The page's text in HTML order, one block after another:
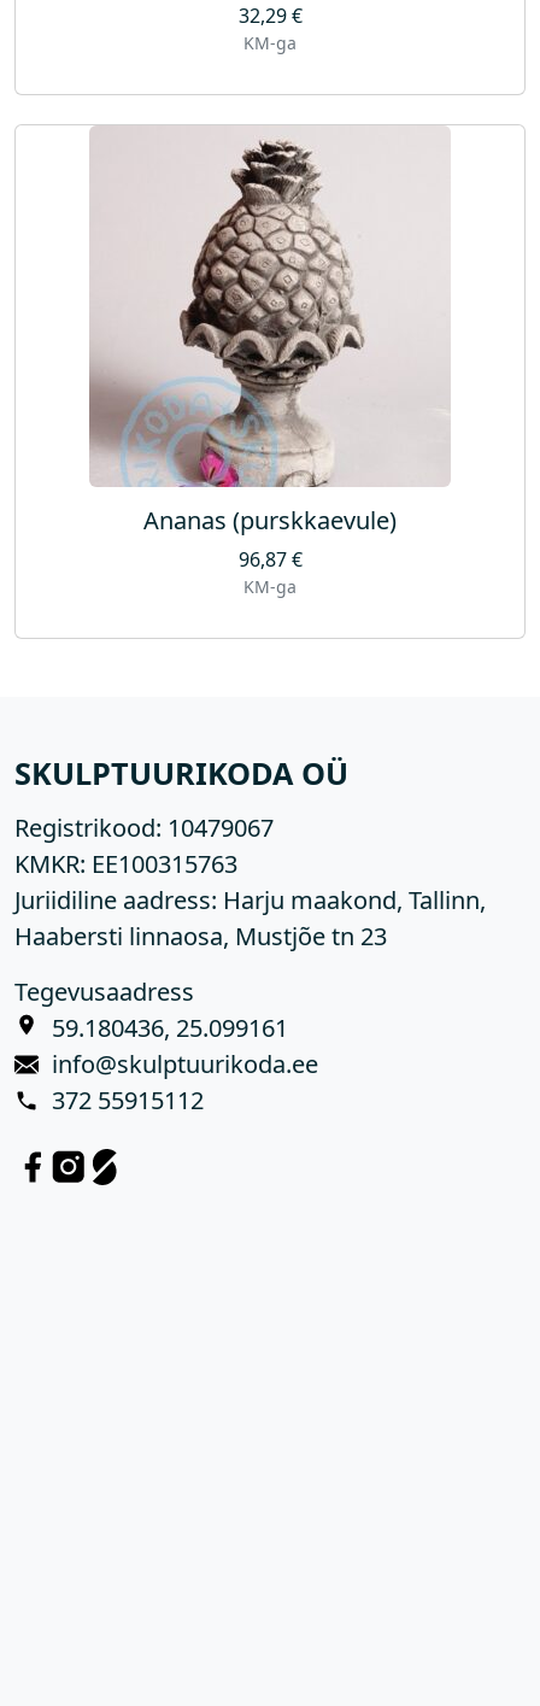
32,29€
KM-ga
Ananas (purskkaevule)
96,87€
KM-ga
SKULPTUURIKODA OÜ
Registrikood: 10479067
KMKR: EE100315763
Juriidiline aadress: Harju maakond, Tallinn,
Haabersti linnaosa, Mustjõe tn 23
Tegevusaadress
59.180436, 25.099161
info@skulptuurikoda.ee
372 55915112